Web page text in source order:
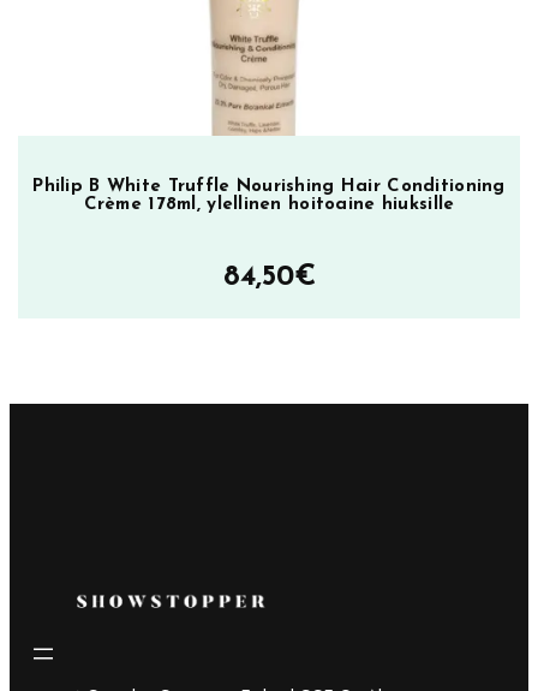
Philip B White Truffle Nourishing Hair Conditioning
Crème 178ml, ylellinen hoitoaine hiuksille
84,50€